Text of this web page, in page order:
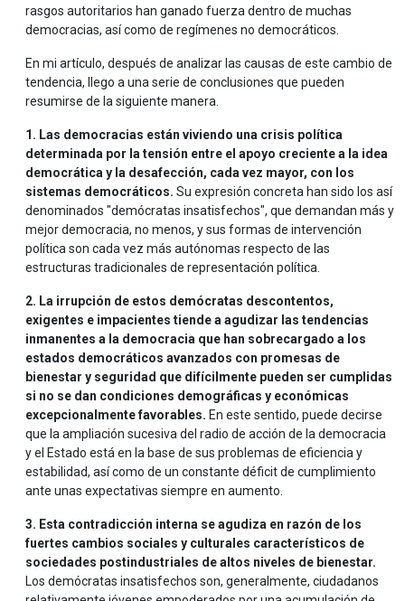
rasgos autoritarios han ganado fuerza dentro de muchas
democracias, así como de regímenes no democráticos.
En mi artículo, después de analizar las causas de este cambio de
tendencia, llego a una serie de conclusiones que pueden
resumirse de la siguiente manera.
1. Las democracias están viviendo una crisis política
determinada por la tensión entre el apoyo creciente a la idea
democrática y la desafección, cada vez mayor, con los
sistemas democráticos. Su expresión concreta han sido los así
denominados "demócratas insatisfechos", que demandan más y
mejor democracia, no menos, y sus formas de intervención
política son cada vez más autónomas respecto de las
estructuras tradicionales de representación política.
2. La irrupción de estos demócratas descontentos,
exigentes e impacientes tiende a agudizar las tendencias
inmanentes a la democracia que han sobrecargado a los
estados democráticos avanzados con promesas de
bienestar y seguridad que difícilmente pueden ser cumplidas
si no se dan condiciones demográficas y económicas
excepcionalmente favorables. En este sentido, puede decirse
que la ampliación sucesiva del radio de acción de la democracia
y el Estado está en la base de sus problemas de eficiencia y
estabilidad, así como de un constante déficit de cumplimiento
ante unas expectativas siempre en aumento.
3. Esta contradicción interna se agudiza en razón de los
fuertes cambios sociales y culturales característicos de
sociedades postindustriales de altos niveles de bienestar.
Los demócratas insatisfechos son, generalmente, ciudadanos